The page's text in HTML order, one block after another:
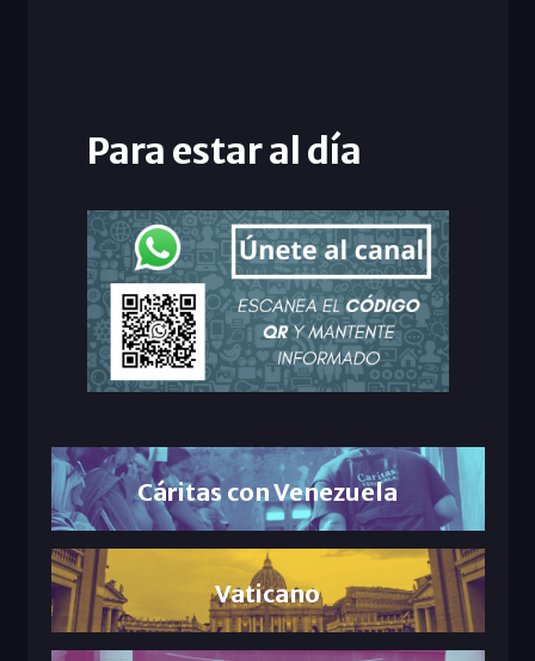
Para estar al día
Cáritas con Venezuela
Vaticano